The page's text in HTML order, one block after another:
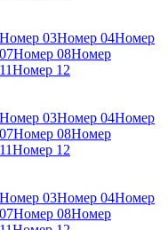
Номер 03Номер 04Номер
Номер 08Номер
Номер 12
Номер 03Номер 04Номер
Номер 08Номер
Номер 12
Номер 03Номер 04Номер
Номер 08Номер